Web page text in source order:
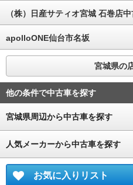
（株）日産サティオ宮城 石巻店
apolloONE仙台市名坂
宮城県の
他の条件で中古車を探す
宮城県周辺から中古車を探す
人気メーカーから中古車を探す
お気に入りリスト